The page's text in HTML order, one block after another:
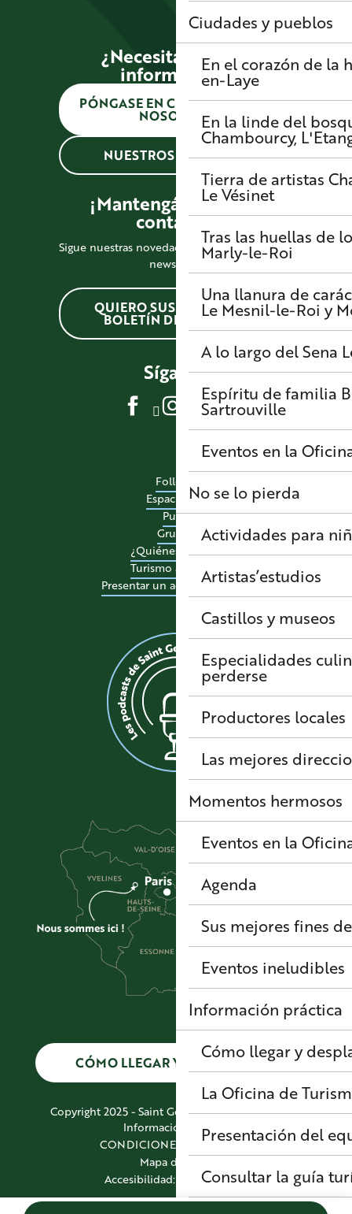
Ciudades y pueblos
En el corazón de la
en-Laye
En la linde del
Chambourcy,
Tierra de artistas
Le Vésinet
Tras las huellas de
Marly-le-Roi
Una llanura de
Le Mesnil-le-Roi y
A lo largo del Sena
Espíritu de familia
Sartrouville
Eventos en la
No se lo pierda
Actividades para
Artistas’estudios
Castillos y museos
Especialidades
perderse
Productores locales
Las mejores
Momentos hermosos
Eventos en la
Agenda
Sus mejores fines
Eventos ineludibles
Información práctica
Cómo llegar y
La Oficina de
Presentación del
Consultar la guía
¿Necesitas alguna
información?
PÓNGASE EN CONTACTO CON
NOSOTROS
NUESTROS HORARIOS
¡Mantengámonos en
contacto!
Sigue nuestras novedades suscribiéndote a la
newsletter
QUIERO SUSCRIBIRME AL
BOLETÍN DE NOTICIAS
Síganos
Folletos
Espacio pro
Pulse
Grupos
¿Quiénes somos?
Turismo accesible
Presentar un acontecimiento
CÓMO LLEGAR Y DESPLAZARSE
Copyright 2025 - Saint Germain Boucles de Seine
Información jurídica
CONDICIONES GENERALES
Mapa del sitio
Accesibilidad: No conforme